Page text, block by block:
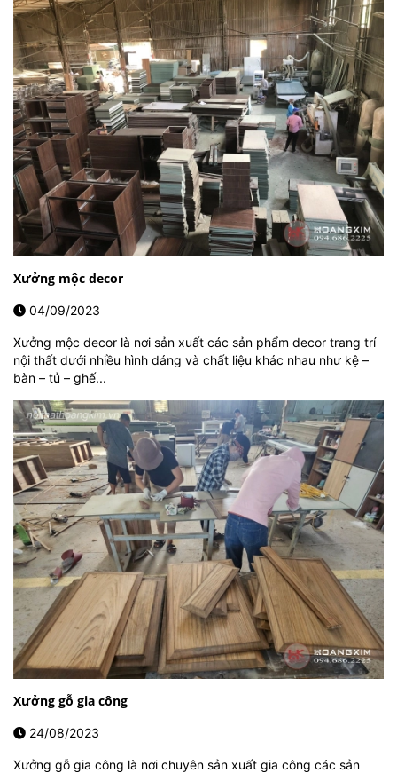
Xưởng mộc decor
04/09/2023
Xưởng mộc decor là nơi sản xuất các sản phẩm decor trang trí
nội thất dưới nhiều hình dáng và chất liệu khác nhau như kệ –
bàn – tủ – ghế...
Xưởng gỗ gia công
24/08/2023
Xưởng gỗ gia công là nơi chuyên sản xuất gia công các sản